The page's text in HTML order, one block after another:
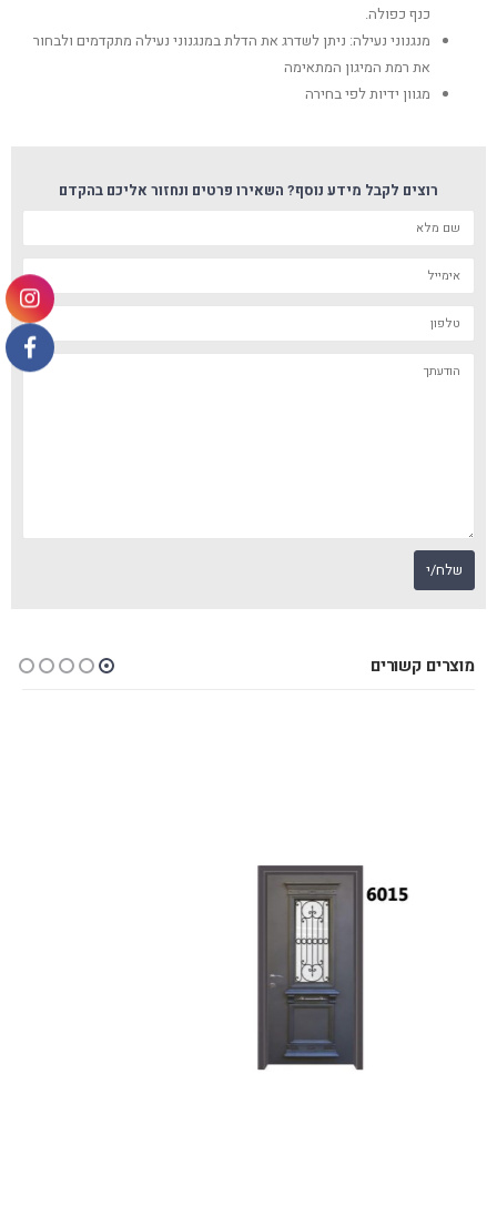
כנף כפולה.
מנגנוני נעילה: ניתן לשדרג את הדלת במנגנוני נעילה מתקדמים ולבחור
את רמת המיגון המתאימה
מגוון ידיות לפי בחירה
רוצים לקבל מידע נוסף? השאירו פרטים ונחזור אליכם בהקדם
מוצרים קשורים